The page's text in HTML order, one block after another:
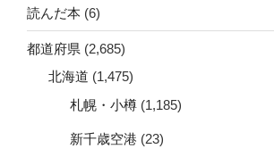
読んだ本 (6)
都道府県 (2,685)
北海道 (1,475)
札幌・小樽 (1,185)
新千歳空港 (23)